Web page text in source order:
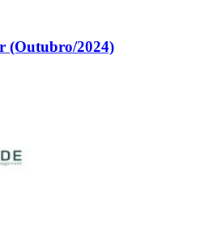
(Outubro/2024)